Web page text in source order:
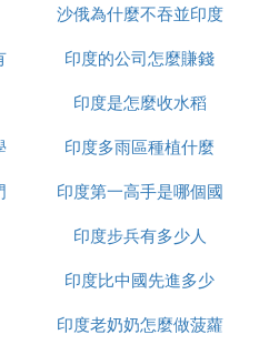
人民看來，牛的全身都是
了神聖的意義。相傳在印
病、凈化靈魂的象徵。印
飲料，甚至想要讓全世界
，認為牛糞餅燃燒的味道
排燈節上上演「潑糞大
水後塗抹全身來祈求健康
以避免福氣被「洗掉」。
劑、洗面奶等。
沙俄為什麼不吞並印度
印度的公司怎麼賺錢
印度是怎麼收水稻
印度多雨區種植什麼
印度第一高手是哪個國
家
印度步兵有多少人
印度比中國先進多少
印度老奶奶怎麼做菠蘿